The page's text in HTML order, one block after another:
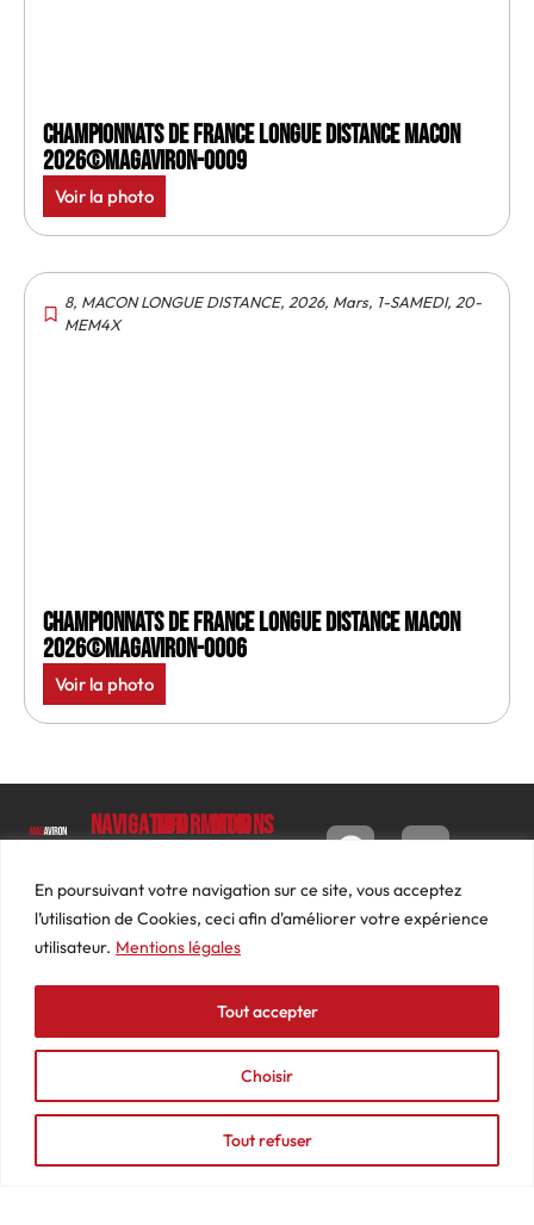
En poursuivant votre navigation sur ce site, vous acceptez
l’utilisation de Cookies, ceci afin d'améliorer votre expérience
utilisateur. Mentions légales
Choisir
Tout refuser
Tout accepter
Championnats de France longue distance Macon
2026©MagAviron-0009
Voir la photo
8, MACON LONGUE DISTANCE, 2026, Mars, 1-SAMEDI, 20-
MEM4X
Championnats de France longue distance Macon
2026©MagAviron-0006
Voir la photo
Luc
Barbier
69640
74
87
contact@mediasaviron.fr
Navigation
Le
Magazine
Photos
Actualités
Podcasts
Informations
Conditions
générales
de ventes
Mentions
légales
Mon
Tableau
de bord
Commandes
Adresses
Détails
du
compte